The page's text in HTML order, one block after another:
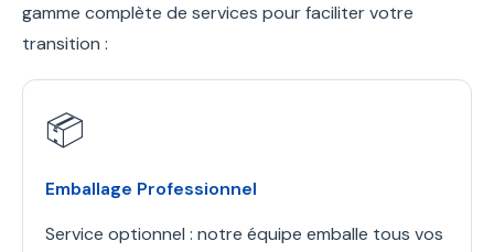
gamme complète de services pour faciliter votre
transition :
📦
Emballage Professionnel
Service optionnel : notre équipe emballe tous vos